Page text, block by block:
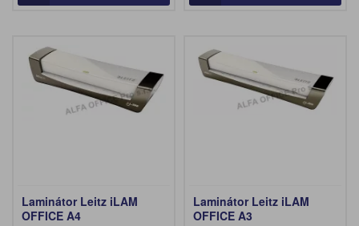
Laminátor Leitz iLAM
OFFICE A4
Laminátor Leitz iLAM
OFFICE A3